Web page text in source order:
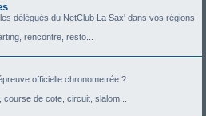
délégués du NetClub La Sax' dans vos régions
rencontre, resto...
officielle chronometrée ?
de cote, circuit, slalom...